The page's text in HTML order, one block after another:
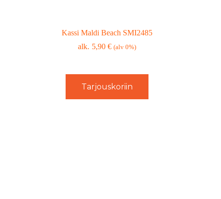
Kassi Maldi Beach SMI2485
5,90€ (alv 0%)
Tarjouskoriin